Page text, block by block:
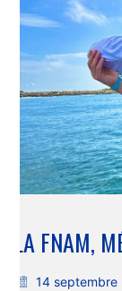
LA FNAM,
14 septembre